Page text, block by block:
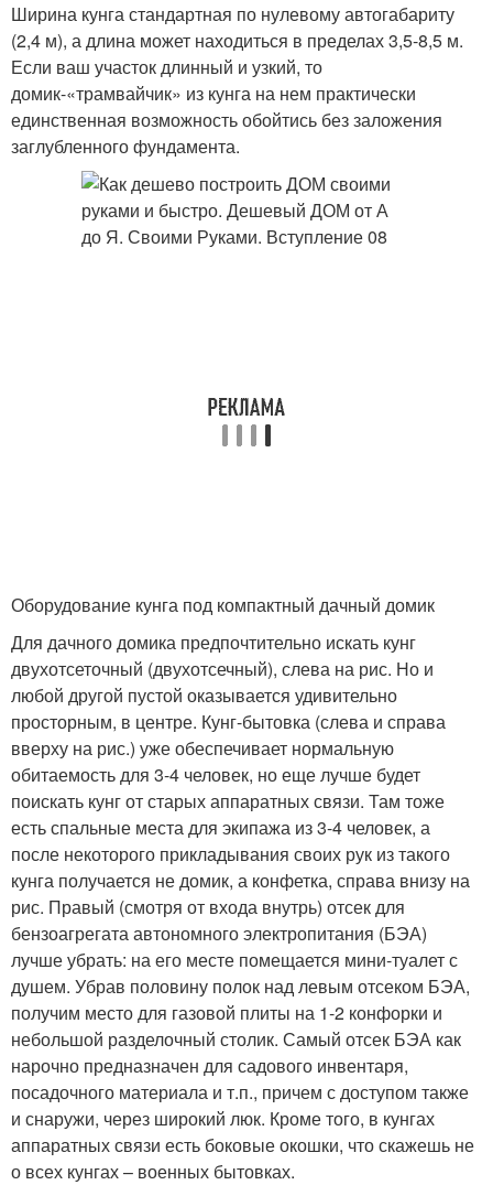
Ширина кунга стандартная по нулевому автогабариту
(2,4 м), а длина может находиться в пределах 3,5-8,5 м.
Если ваш участок длинный и узкий, то
домик-«трамвайчик» из кунга на нем практически
единственная возможность обойтись без заложения
заглубленного фундамента.
Оборудование кунга под компактный дачный домик
Для дачного домика предпочтительно искать кунг
двухотсеточный (двухотсечный), слева на рис. Но и
любой другой пустой оказывается удивительно
просторным, в центре. Кунг-бытовка (слева и справа
вверху на рис.) уже обеспечивает нормальную
обитаемость для 3-4 человек, но еще лучше будет
поискать кунг от старых аппаратных связи. Там тоже
есть спальные места для экипажа из 3-4 человек, а
после некоторого прикладывания своих рук из такого
кунга получается не домик, а конфетка, справа внизу на
рис. Правый (смотря от входа внутрь) отсек для
бензоагрегата автономного электропитания (БЭА)
лучше убрать: на его месте помещается мини-туалет с
душем. Убрав половину полок над левым отсеком БЭА,
получим место для газовой плиты на 1-2 конфорки и
небольшой разделочный столик. Самый отсек БЭА как
нарочно предназначен для садового инвентаря,
посадочного материала и т.п., причем с доступом также
и снаружи, через широкий люк. Кроме того, в кунгах
аппаратных связи есть боковые окошки, что скажешь не
о всех кунгах – военных бытовках.